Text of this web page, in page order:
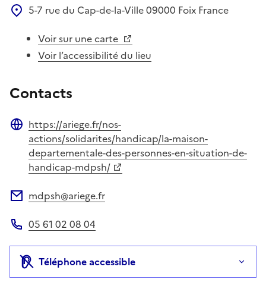
5-7 rue du Cap-de-la-Ville09000 Foix France
Voir sur une carte
Voir l’accessibilité du lieu
Contacts
Site web
https://ariege.fr/nos-
actions/solidarites/handicap/la-maison-
departementale-des-personnes-en-situation-de-
handicap-mdpsh/
mdpsh@ariege.fr
05 61 02 08 04
Téléphone accessible